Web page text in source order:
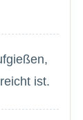
ist.